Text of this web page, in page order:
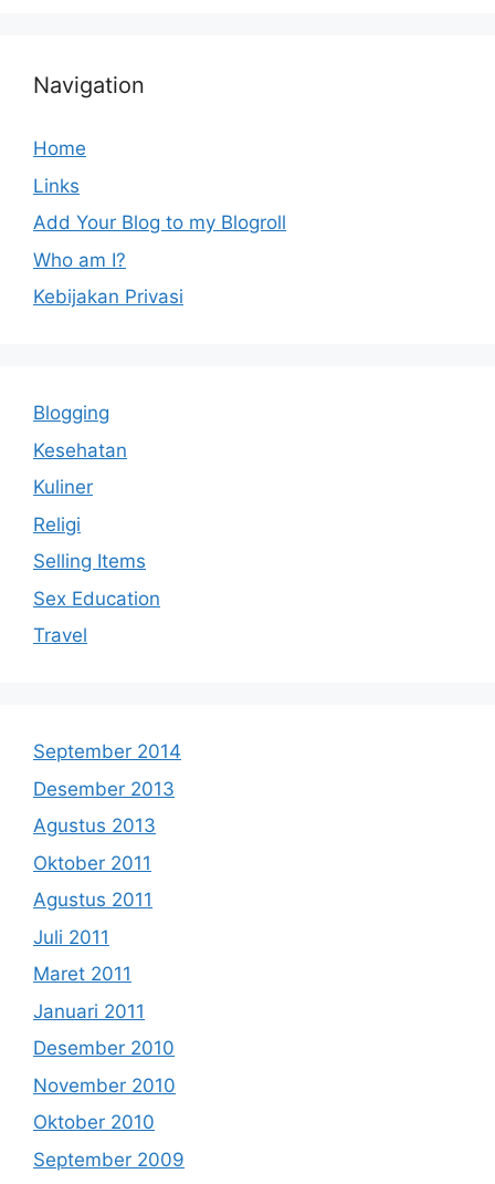
Navigation
Home
Links
Add Your Blog to my Blogroll
Who am I?
Kebijakan Privasi
Blogging
Kesehatan
Kuliner
Religi
Selling Items
Sex Education
Travel
September 2014
Desember 2013
Agustus 2013
Oktober 2011
Agustus 2011
Juli 2011
Maret 2011
Januari 2011
Desember 2010
November 2010
Oktober 2010
September 2009